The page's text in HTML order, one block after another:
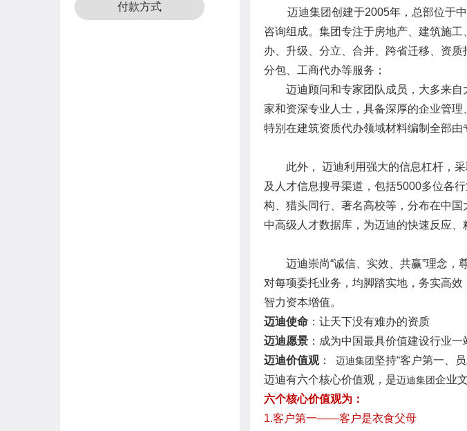
付款方式 迈迪集团创建于2005年，总部位于
咨询组 成。集团专注于房地产、建筑施
办、升级、分立、合并、跨省迁移、资
分包、工商代办等服务；
迈迪顾问和专家团队成员，大多来自
家和资深专业人士，具备深厚的企业管
特别在建筑资质代办领域材料编制全部由
此外， 迈迪利用强大的信息杠杆，采
及人才信息搜寻渠道，包括5000多位各
构、猎头同行、著名高校等，分布在中
中高级人才数据库，为迈迪的快速反应、
迈迪崇尚“诚信、实效、共赢”理念，
对每项委托业务，均脚踏实地，务实高
智力资本增值。
迈迪使命 ：让天下没有难办的资质
迈迪愿景 ：成为中国最具价值建设行业一
迈迪价值观： 迈迪集团坚持“客户第一、
迈迪有六个核心价值观，是迈迪集团企业
六个核心价值观为：
1.客户第一——客户是衣食父母